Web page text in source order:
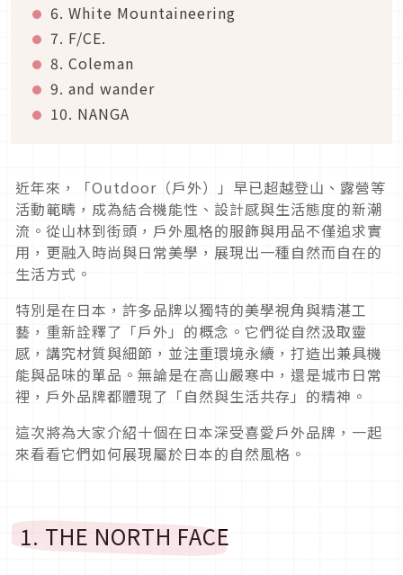
6. White Mountaineering
7. F/CE.
8. Coleman
9. and wander
10. NANGA
近年來，「Outdoor（戶外）」早已超越登山、露營等
活動範疇，成為結合機能性、設計感與生活態度的新潮
流。從山林到街頭，戶外風格的服飾與用品不僅追求實
用，更融入時尚與日常美學，展現出一種自然而自在的
生活方式。
特別是在日本，許多品牌以獨特的美學視角與精湛工
藝，重新詮釋了「戶外」的概念。它們從自然汲取靈
感，講究材質與細節，並注重環境永續，打造出兼具機
能與品味的單品。無論是在高山嚴寒中，還是城市日常
裡，戶外品牌都體現了「自然與生活共存」的精神。
這次將為大家介紹十個在日本深受喜愛戶外品牌，一起
來看看它們如何展現屬於日本的自然風格。
1. THE NORTH FACE